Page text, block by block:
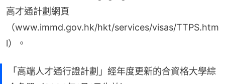
高才通計劃網頁
（www.immd.gov.hk/hkt/services/visas/TTPS.htm
l）。
「高端人才通行證計劃」經年度更新的合資格大學綜